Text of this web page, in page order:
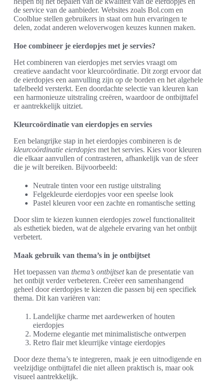
de service van de aanbieder. Websites zoals Bol.com en
Coolblue stellen gebruikers in staat om hun ervaringen te
delen, zodat anderen weloverwogen keuzes kunnen maken.
Hoe combineer je eierdopjes met je servies?
Het combineren van eierdopjes met servies vraagt om
creatieve aandacht voor kleurcoördinatie. Dit zorgt ervoor dat
de eierdopjes een aanvulling zijn op de borden en het algehele
tafelbeeld versterkt. Een doordachte selectie van kleuren kan
een harmonieuze uitstraling creëren, waardoor de ontbijttafel
er aantrekkelijk uitziet.
Kleurcoördinatie van eierdopjes en servies
Een belangrijke stap in het eierdopjes combineren is de
kleurcoördinatie eierdopjes met het servies. Kies voor kleuren
die elkaar aanvullen of contrasteren, afhankelijk van de sfeer
die je wilt bereiken. Bijvoorbeeld:
Neutrale tinten voor een rustige uitstraling
Felgekleurde eierdopjes voor een speelse look
Pastel kleuren voor een zachte en romantische setting
Door slim te kiezen kunnen eierdopjes zowel functionaliteit
als esthetiek bieden, wat de algehele ervaring van het ontbijt
verbetert.
Maak gebruik van thema’s in je ontbijtset
Het toepassen van thema’s ontbijtsetkan de presentatie van
het ontbijt verder verbeteren. Creëer een samenhangend
geheel door eierdopjes te kiezen die passen bij een specifiek
thema. Dit kan variëren van:
Landelijke charme met aardewerken of houten
eierdopjes
Moderne elegantie met minimalistische ontwerpen
Retro flair met kleurrijke vintage eierdopjes
Door deze thema’s te integreren, maak je een uitnodigende en
veelzijdige ontbijttafel die niet alleen praktisch is, maar ook
visueel aantrekkelijk.